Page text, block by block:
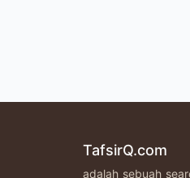
TafsirQ.com
adalah sebuah